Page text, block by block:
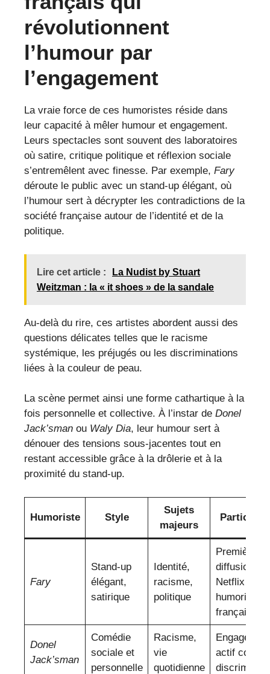
révolutionnent
l’humour par
l’engagement
La vraie force de ces humoristes réside dans
leur capacité à mêler humour et engagement.
Leurs spectacles sont souvent des laboratoires
où satire, critique politique et réflexion sociale
s’entremêlent avec finesse. Par exemple, Fary
déroute le public avec un stand-up élégant, où
l’humour sert à décrypter les contradictions de la
société française autour de l’identité et de la
politique.
Lire cet article :
La Nudist by Stuart
Weitzman : la « it shoes » de la sandale
Au-delà du rire, ces artistes abordent aussi des
questions délicates telles que le racisme
systémique, les préjugés ou les discriminations
liées à la couleur de peau.
La scène permet ainsi une forme cathartique à la
fois personnelle et collective. À l’instar de Donel
Jack’sman ou Waly Dia, leur humour sert à
dénouer des tensions sous-jacentes tout en
restant accessible grâce à la drôlerie et à la
proximité du stand-up.
Humoriste Style
Sujets
majeurs
Fary
Stand-up
élégant,
satirique
Identité,
racisme,
politique
Première
diffusion
Netflix pour
humoriste
français
Donel
Jack’sman
Comédie
sociale et
personnelle
Racisme,
vie
quotidienne
actif contre